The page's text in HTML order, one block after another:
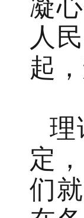
人
起
定
们